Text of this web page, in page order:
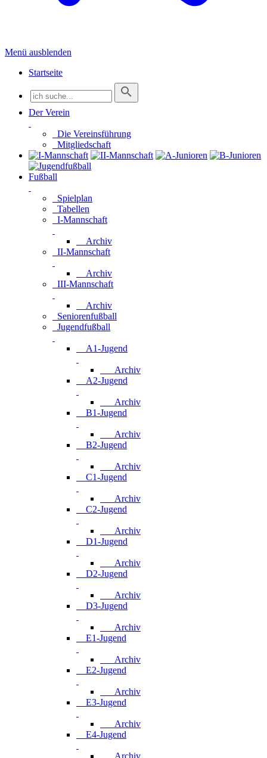
Menü ausblenden
Startseite
Der Verein
Die Vereinsführung
Mitgliedschaft
Fußball
Spielplan
Tabellen
I-Mannschaft
Archiv
II-Mannschaft
Archiv
III-Mannschaft
Archiv
Seniorenfußball
Jugendfußball
A1-Jugend
Archiv
A2-Jugend
Archiv
B1-Jugend
Archiv
B2-Jugend
Archiv
C1-Jugend
Archiv
C2-Jugend
Archiv
D1-Jugend
Archiv
D2-Jugend
Archiv
D3-Jugend
Archiv
E1-Jugend
Archiv
E2-Jugend
Archiv
E3-Jugend
Archiv
E4-Jugend